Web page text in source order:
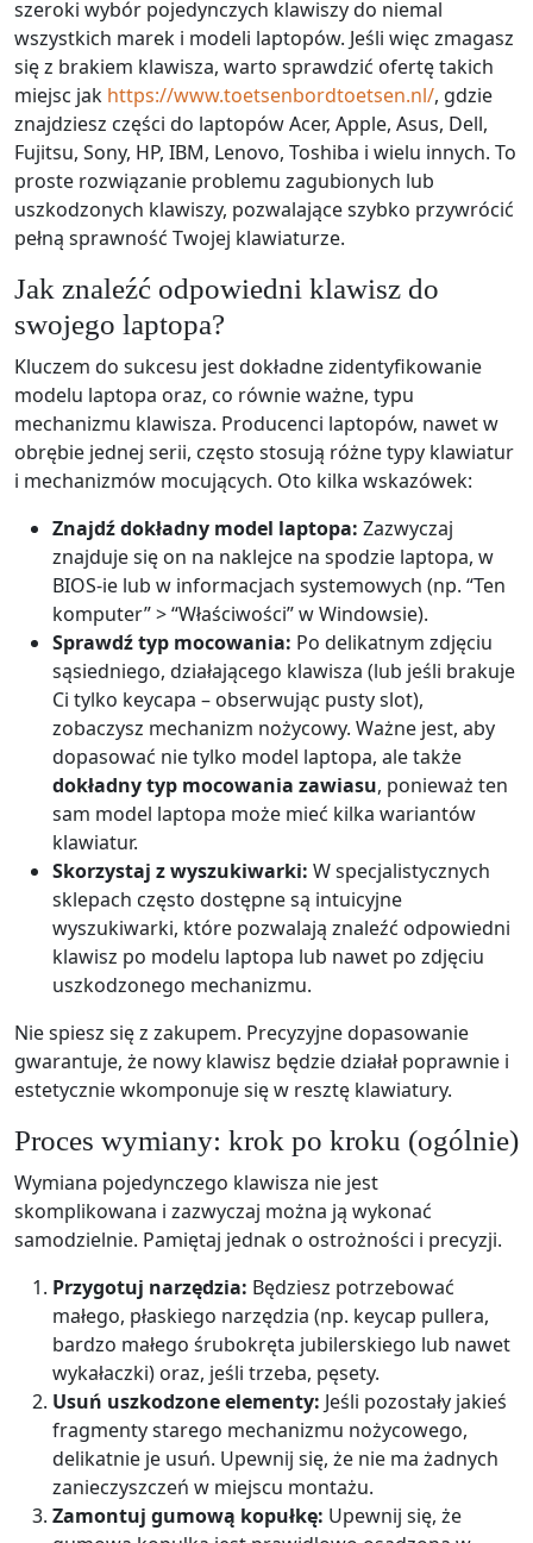
szeroki wybór pojedynczych klawiszy do niemal
wszystkich marek i modeli laptopów. Jeśli więc zmagasz
się z brakiem klawisza, warto sprawdzić ofertę takich
miejsc jak https://www.toetsenbordtoetsen.nl/, gdzie
znajdziesz części do laptopów Acer, Apple, Asus, Dell,
Fujitsu, Sony, HP, IBM, Lenovo, Toshiba i wielu innych. To
proste rozwiązanie problemu zagubionych lub
uszkodzonych klawiszy, pozwalające szybko przywrócić
pełną sprawność Twojej klawiaturze.
Jak znaleźć odpowiedni klawisz do
swojego laptopa?
Kluczem do sukcesu jest dokładne zidentyfikowanie
modelu laptopa oraz, co równie ważne, typu
mechanizmu klawisza. Producenci laptopów, nawet w
obrębie jednej serii, często stosują różne typy klawiatur
i mechanizmów mocujących. Oto kilka wskazówek:
Znajdź dokładny model laptopa: Zazwyczaj
znajduje się on na naklejce na spodzie laptopa, w
BIOS-ie lub w informacjach systemowych (np. “Ten
komputer” > “Właściwości” w Windowsie).
Sprawdź typ mocowania: Po delikatnym zdjęciu
sąsiedniego, działającego klawisza (lub jeśli brakuje
Ci tylko keycapa – obserwując pusty slot),
zobaczysz mechanizm nożycowy. Ważne jest, aby
dopasować nie tylko model laptopa, ale także
dokładny typ mocowania zawiasu, ponieważ ten
sam model laptopa może mieć kilka wariantów
klawiatur.
Skorzystaj z wyszukiwarki: W specjalistycznych
sklepach często dostępne są intuicyjne
wyszukiwarki, które pozwalają znaleźć odpowiedni
klawisz po modelu laptopa lub nawet po zdjęciu
uszkodzonego mechanizmu.
Nie spiesz się z zakupem. Precyzyjne dopasowanie
gwarantuje, że nowy klawisz będzie działał poprawnie i
estetycznie wkomponuje się w resztę klawiatury.
Proces wymiany: krok po kroku (ogólnie)
Wymiana pojedynczego klawisza nie jest
skomplikowana i zazwyczaj można ją wykonać
samodzielnie. Pamiętaj jednak o ostrożności i precyzji.
Przygotuj narzędzia: Będziesz potrzebować
małego, płaskiego narzędzia (np. keycap pullera,
bardzo małego śrubokręta jubilerskiego lub nawet
wykałaczki) oraz, jeśli trzeba, pęsety.
Usuń uszkodzone elementy: Jeśli pozostały jakieś
fragmenty starego mechanizmu nożycowego,
delikatnie je usuń. Upewnij się, że nie ma żadnych
zanieczyszczeń w miejscu montażu.
Zamontuj gumową kopułkę: Upewnij się, że